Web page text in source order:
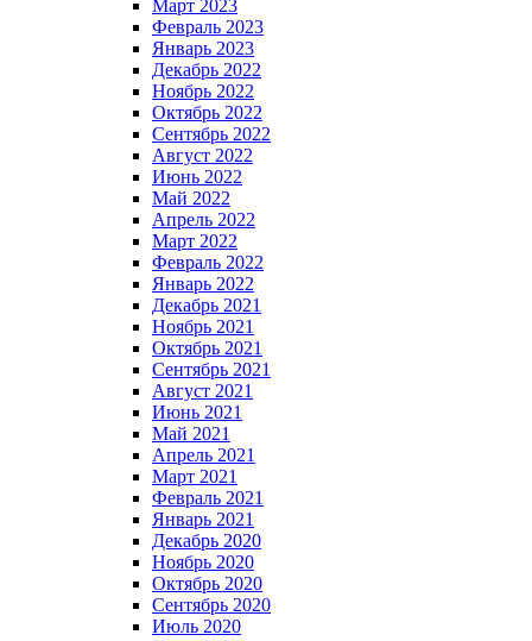
Март 2023
Февраль 2023
Январь 2023
Декабрь 2022
Ноябрь 2022
Октябрь 2022
Сентябрь 2022
Август 2022
Июнь 2022
Май 2022
Апрель 2022
Март 2022
Февраль 2022
Январь 2022
Декабрь 2021
Ноябрь 2021
Октябрь 2021
Сентябрь 2021
Август 2021
Июнь 2021
Май 2021
Апрель 2021
Март 2021
Февраль 2021
Январь 2021
Декабрь 2020
Ноябрь 2020
Октябрь 2020
Сентябрь 2020
Июль 2020